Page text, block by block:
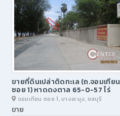
ขายที่ดินเปล่าติดทะเล (ถ.จอมเทียน
ซอย 1) หาดดงตาล 65-0-57 ไร่
จอมเทียน ซอย 1, บางละมุง, ชลบุรี
ขาย